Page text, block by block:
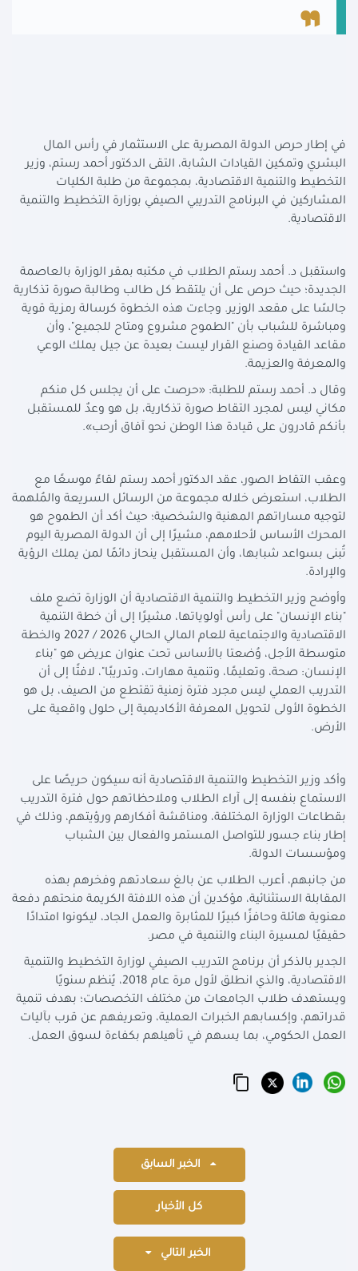
في إطار حرص الدولة المصرية على الاستثمار في رأس المال
البشري وتمكين القيادات الشابة، التقى الدكتور أحمد رستم، وزير
التخطيط والتنمية الاقتصادية، بمجموعة من طلبة الكليات
المشاركين في البرنامج التدريبي الصيفي بوزارة التخطيط والتنمية
الاقتصادية.
واستقبل د. أحمد رستم الطلاب في مكتبه بمقر الوزارة بالعاصمة
الجديدة؛ حيث حرص على أن يلتقط كل طالب وطالبة صورة تذكارية
جالسًا على مقعد الوزير. وجاءت هذه الخطوة كرسالة رمزية قوية
ومباشرة للشباب بأن "الطموح مشروع ومتاح للجميع"، وأن
مقاعد القيادة وصنع القرار ليست بعيدة عن جيل يملك الوعي
والمعرفة والعزيمة.
وقال د. أحمد رستم للطلبة: «حرصت على أن يجلس كل منكم
مكاني ليس لمجرد التقاط صورة تذكارية، بل هو وعدٌ للمستقبل
بأنكم قادرون على قيادة هذا الوطن نحو آفاق أرحب».
وعقب التقاط الصور، عقد الدكتور أحمد رستم لقاءً موسعًا مع
الطلاب، استعرض خلاله مجموعة من الرسائل السريعة والمُلهمة
لتوجيه مساراتهم المهنية والشخصية؛ حيث أكد أن الطموح هو
المحرك الأساس لأحلامهم، مشيرًا إلى أن الدولة المصرية اليوم
تُبنى بسواعد شبابها، وأن المستقبل ينحاز دائمًا لمن يملك الرؤية
والإرادة.
وأوضح وزير التخطيط والتنمية الاقتصادية أن الوزارة تضع ملف
"بناء الإنسان" على رأس أولوياتها، مشيرًا إلى أن خطة التنمية
الاقتصادية والاجتماعية للعام المالي الحالي 2026 / 2027 والخطة
متوسطة الأجل، وُضعتا بالأساس تحت عنوان عريض هو "بناء
الإنسان: صحة، وتعليمًا، وتنمية مهارات، وتدريبًا"، لافتًا إلى أن
التدريب العملي ليس مجرد فترة زمنية تقتطع من الصيف، بل هو
الخطوة الأولى لتحويل المعرفة الأكاديمية إلى حلول واقعية على
الأرض.
وأكد وزير التخطيط والتنمية الاقتصادية أنه سيكون حريصًا على
الاستماع بنفسه إلى آراء الطلاب وملاحظاتهم حول فترة التدريب
بقطاعات الوزارة المختلفة، ومناقشة أفكارهم ورؤيتهم، وذلك في
إطار بناء جسور للتواصل المستمر والفعال بين الشباب
ومؤسسات الدولة.
من جانبهم، أعرب الطلاب عن بالغ سعادتهم وفخرهم بهذه
المقابلة الاستثنائية، مؤكدين أن هذه اللافتة الكريمة منحتهم دفعة
معنوية هائلة وحافزًا كبيرًا للمثابرة والعمل الجاد، ليكونوا امتدادًا
حقيقيًا لمسيرة البناء والتنمية في مصر.
الجدير بالذكر أن برنامج التدريب الصيفي لوزارة التخطيط والتنمية
الاقتصادية، والذي انطلق لأول مرة عام 2018، يُنظم سنويًا
ويستهدف طلاب الجامعات من مختلف التخصصات؛ بهدف تنمية
قدراتهم، وإكسابهم الخبرات العملية، وتعريفهم عن قرب بآليات
العمل الحكومي، بما يسهم في تأهيلهم بكفاءة لسوق العمل.
الخبر السابق
كل الأخبار
الخبر التالي